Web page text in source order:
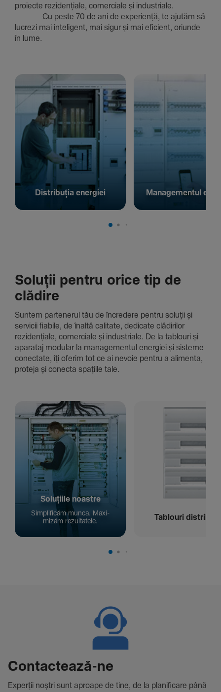
proiecte rezi­den­țiale, comer­ciale și indus­triale.
Cu peste 70 de ani de expe­riență, te ajutăm să
lucrezi mai inte­li­gent, mai sigur și mai eficient, oriunde
în lume.
Distribuția energiei Managementul
Soluții pentru orice tip de
clădire
Suntem parte­nerul tău de încre­dere pentru soluții și
servicii fiabile, de înaltă cali­tate, dedi­cate clădi­rilor
rezi­den­țiale, comer­ciale și indus­triale. De la tablouri și
aparataj modular la managementul energiei și sisteme
conec­tate, îți oferim tot ce ai nevoie pentru a alimenta,
proteja și conecta spațiile tale.
Solu­țiile noastre
Simpli­ficăm munca. Maxi­
mizăm rezul­ta­tele.
Tablouri
Contac­tează-ne
Experții noștri sunt aproape de tine, de la plani­fi­care până